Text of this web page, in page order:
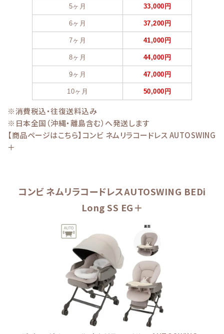
5ヶ月 33,000円
6ヶ月 37,200円
7ヶ月 41,000円
8ヶ月 44,000円
9ヶ月 47,000円
10ヶ月 50,000円
※消費税込・往復送料込み
※日本全国（沖縄・離島含む）へ発送します
【商品ページはこちら】 コンビ ネムリラコードレス AUTOSWING
＋
コンビ ネムリラコードレスAUTOSWING BEDi
Long SS EG＋